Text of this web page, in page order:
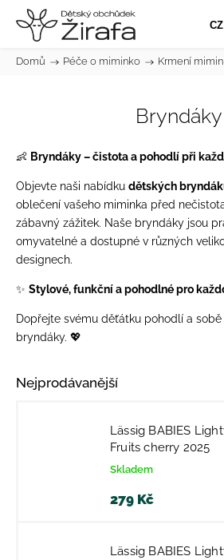
Domů / Péče o miminko / Krmení
Bryndáky
👶 Bryndáky – čistota a pohodlí při
Objevte naši nabídku dětských
oblečení vašeho miminka před
zábavný zážitek. Naše bryndáky jsou
omyvatelné a dostupné v různých
designech.
✨ Stylové, funkční a pohodlné pro
Dopřejte svému děťátku pohodlí a
bryndáky. 💖
Nejprodávanější
Lässig BABIES
Fruits cherry 2025
Skladem
279 Kč
Lässig BABIES